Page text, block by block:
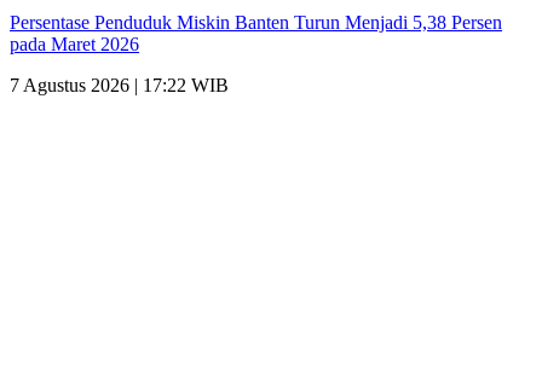
Persentase Penduduk Miskin Banten Turun Menjadi 5,38 Persen
pada Maret 2026
7 Agustus 2026 | 17:22 WIB